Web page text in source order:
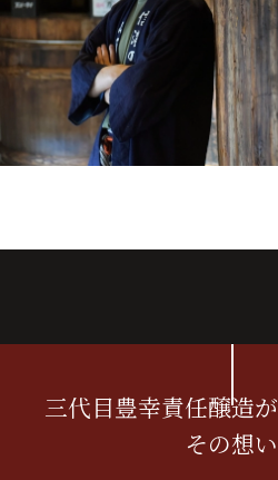
三代目豊幸責任醸造が
その想い